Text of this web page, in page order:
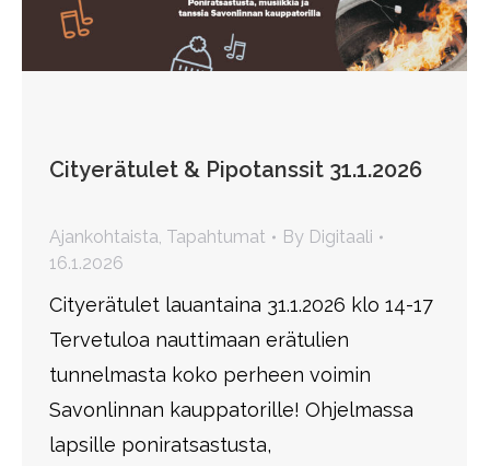
Cityerätulet & Pipotanssit 31.1.2026
Ajankohtaista Tapahtumat By Digitaali
16.1.2026
Cityerätulet lauantaina 31.1.2026 klo 14-17
Tervetuloa nauttimaan erätulien
tunnelmasta koko perheen voimin
Savonlinnan kauppatorille! Ohjelmassa
lapsille poniratsastusta,